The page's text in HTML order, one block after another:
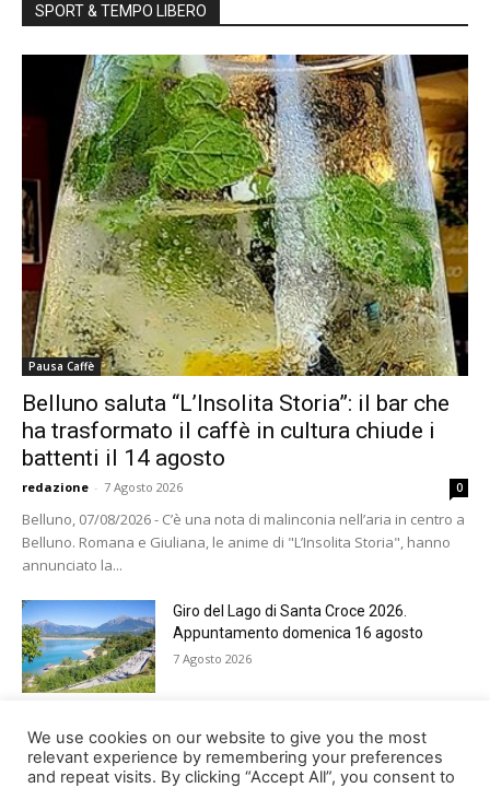
SPORT & TEMPO LIBERO
Pausa Caffè
Belluno saluta “L’Insolita Storia”: il bar che
ha trasformato il caffè in cultura chiude i
battenti il 14 agosto
redazione - 7 Agosto 2026 0
Belluno, 07/08/2026 - C’è una nota di malinconia nell’aria in centro a
Belluno. Romana e Giuliana, le anime di "L’Insolita Storia", hanno
annunciato la...
Giro del Lago di Santa Croce 2026.
Appuntamento domenica 16 agosto
7 Agosto 2026
Belluno rende omaggio ai cugini
Alessandro e Andrea Bristot
6 Agosto 2026
We use cookies on our website to give you the most
relevant experience by remembering your preferences
and repeat visits. By clicking “Accept All”, you consent to